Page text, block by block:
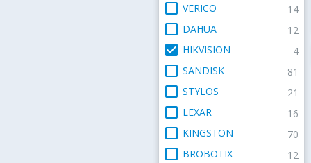
check_box_outline_blank VERICO 14
check_box_outline_blank DAHUA 12
check_box HIKVISION 4
check_box_outline_blank SANDISK 81
check_box_outline_blank STYLOS 21
check_box_outline_blank LEXAR 16
check_box_outline_blank KINGSTON 70
check_box_outline_blank BROBOTIX 12